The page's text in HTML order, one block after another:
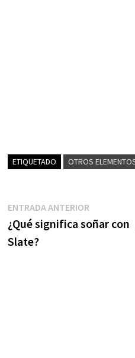
ETIQUETADO OTROS
Navegación
de
ENTRADA ANTERIOREntrada
anterior:
¿Qué significa soñar con
Slate?